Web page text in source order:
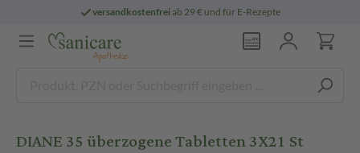
versandkostenfreiab 29 € und für E-Rezepte
DIANE 35 überzogene Tabletten 3X21 St